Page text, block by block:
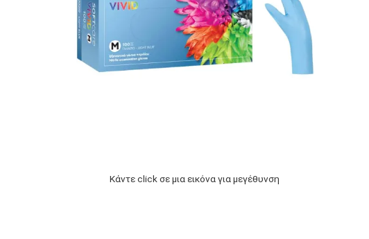
Κάντε click σε μια εικόνα για μεγέθυνση